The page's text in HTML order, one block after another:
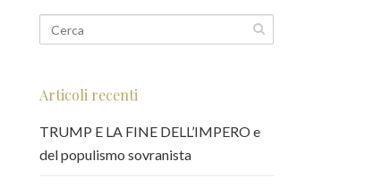
Articoli recenti
TRUMP E LA FINE DELL’IMPERO e
del populismo sovranista